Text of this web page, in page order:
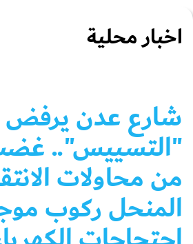
اخبار محلية
شارع عدن يرفض
"التسييس"..
من محاولات
المنحل ركوب